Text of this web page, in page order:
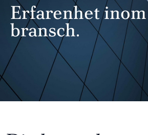
Erfarenhet
bransch.